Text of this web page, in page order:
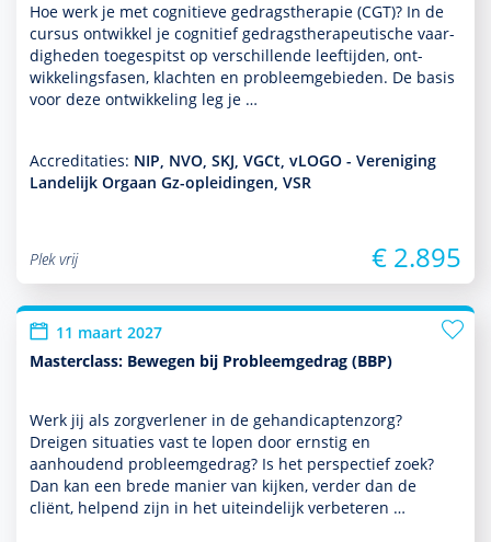
Hoe werk je met cogni­tieve gedrags­thera­pie (CGT)? In de
cursus ontwik­kel je cognitief gedrags­thera­peu­tische vaar­
dig­heden toegespitst op ver­schil­lende leeftijden, ont­
wikke­lingsfasen, klachten en probleemgebieden. De basis
voor deze ont­wikke­ling leg je …
Accreditaties: NIP, NVO, SKJ, VGCt, vLOGO - Vereniging
Landelijk Orgaan Gz-opleidingen, VSR
Plek vrij € 2.895
11 maart 2027
Masterclass: Bewegen bij Probleemgedrag (BBP)
Werk jij als zorgverlener in de gehandi­capten­zorg?
Dreigen situaties vast te lopen door ernstig en
aanhoudend probleemgedrag? Is het perspec­tief zoek?
Dan kan een brede manier van kijken, verder dan de
cliënt, helpend zijn in het uit­einde­lijk verbeteren …